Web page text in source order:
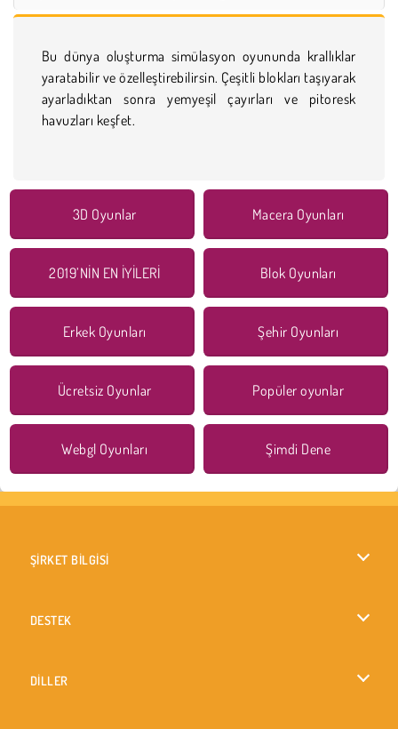
Bu dünya oluşturma simülasyon oyununda krallıklar
yaratabilir ve özelleştirebilirsin. Çeşitli blokları taşıyarak
ayarladıktan sonra yemyeşil çayırları ve pitoresk
havuzları keşfet.
3D Oyunlar Macera Oyunları
2019’NİN EN İYİLERİ Blok Oyunları
Erkek Oyunları Şehir Oyunları
Ücretsiz Oyunlar Popüler oyunlar
Webgl Oyunları Şimdi Dene
ŞİRKET BİLGİSİ
DESTEK
DİLLER